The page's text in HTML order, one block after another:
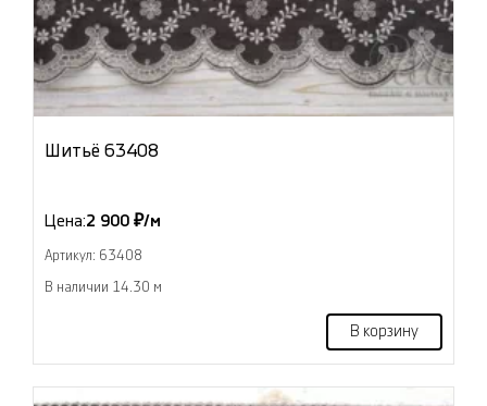
Шитьё 63408
Цена:2 900 ₽/м
Артикул: 63408
В наличии 14.30 м
В корзину